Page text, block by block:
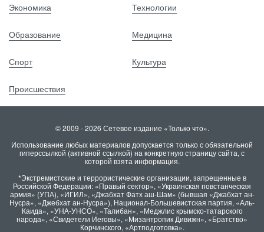
Экономика Технологии
Образование Медицина
Спорт Культура
Происшествия
© 2009 - 2026 Сетевое издание «Только что».
Использование любых материалов допускается только с обязательной
гиперссылкой (активной ссылкой) на конкретную страницу сайта, с
которой взята информация.
*Экстремистские и террористические организации, запрещенные в
Российской Федерации: «Правый сектор», «Украинская повстанческая
армия» (УПА), «ИГИЛ», «Джабхат Фатх аш-Шам» (бывшая «Джабхат ан-
Нусра», «Джебхат ан-Нусра»), Национал-Большевистская партия, «Аль-
Каида», «УНА-УНСО», «Талибан», «Меджлис крымско-татарского
народа», «Свидетели Иеговы», «Мизантропик Дивижн», «Братство»
Корчинского, «Артподготовка».